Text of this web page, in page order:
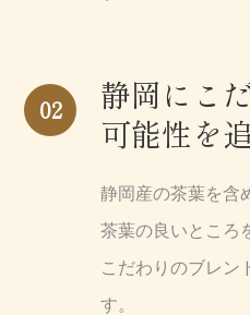
02 静岡にこ
可能性を
静岡産の茶葉を含
茶葉の良いところ
こだわりのブレン
す。